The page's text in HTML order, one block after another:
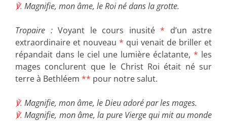
℣. Magnifie, mon âme, le Roi né dans la grotte.
Tropaire : Voyant le cours inusité * d’un astre
extraordinaire et nouveau * qui venait de briller et
répandait dans le ciel une lumière éclatante, * les
mages conclurent que le Christ Roi était né sur
terre à Bethléem ** pour notre salut.
℣. Magnifie, mon âme, le Dieu adoré par les mages.
℣. Magnifie, mon âme, la pure Vierge qui mit au monde